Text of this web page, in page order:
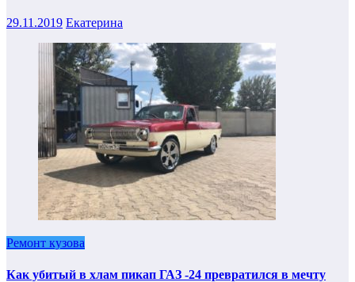
29.11.2019 Екатерина
Ремонт кузова
Как убитый в хлам пикап ГАЗ -24 превратился в мечту